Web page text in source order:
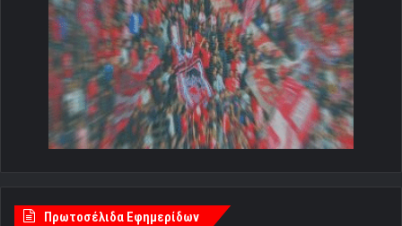
Πρωτοσέλιδα Εφημερίδων